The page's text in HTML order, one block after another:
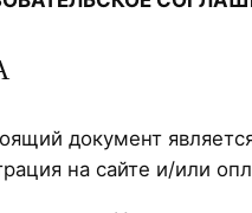
документ
на сайте и/или